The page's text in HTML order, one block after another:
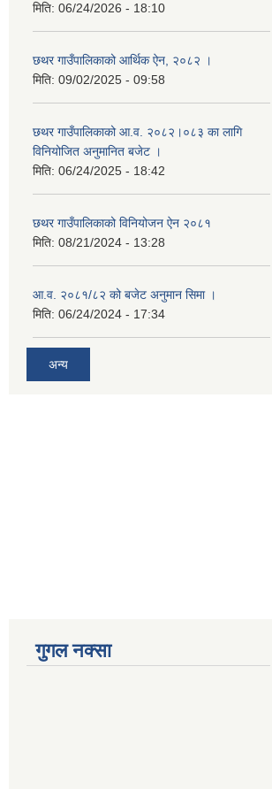
मिति: 06/24/2026 - 18:10
छथर गाउँपालिकाको आर्थिक ऐन, २०८२ ।
मिति: 09/02/2025 - 09:58
छथर गाउँपालिकाको आ.व. २०८२।०८३ का लागि
विनियोजित अनुमानित बजेट ।
मिति: 06/24/2025 - 18:42
छथर गाउँपालिकाको विनियोजन ऐन २०८१
मिति: 08/21/2024 - 13:28
आ.व. २०८१/८२ को बजेट अनुमान सिमा ।
मिति: 06/24/2024 - 17:34
अन्य
गुगल नक्सा